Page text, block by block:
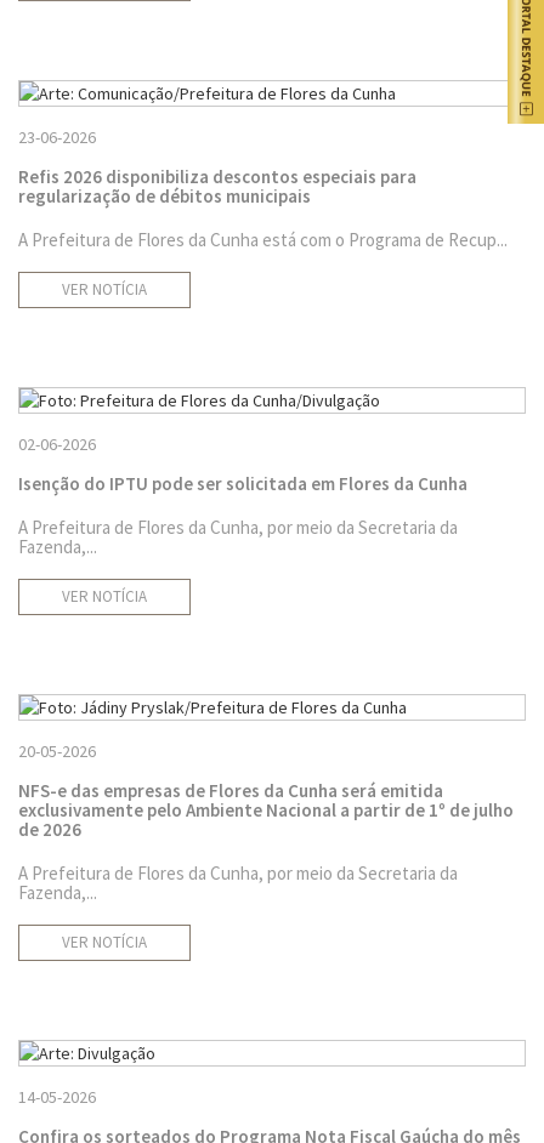
23-06-2026
Refis 2026 disponibiliza descontos especiais para
regularização de débitos municipais
A Prefeitura de Flores da Cunha está com o Programa de Recup...
VER NOTÍCIA
02-06-2026
Isenção do IPTU pode ser solicitada em Flores da Cunha
A Prefeitura de Flores da Cunha, por meio da Secretaria da
Fazenda,...
VER NOTÍCIA
20-05-2026
NFS-e das empresas de Flores da Cunha será emitida
exclusivamente pelo Ambiente Nacional a partir de 1º de julho
de 2026
A Prefeitura de Flores da Cunha, por meio da Secretaria da
Fazenda,...
VER NOTÍCIA
14-05-2026
Confira os sorteados do Programa Nota Fiscal Gaúcha do mês